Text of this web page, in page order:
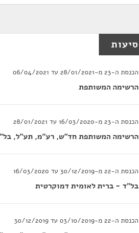
סיעות
הכנסת ה-23 מ-28/01/2021 עד 06/04/2021
הרשימה המשותפת
הכנסת ה-23 מ-16/03/2020 עד 28/01/2021
הרשימה המשותפת חד"ש, רע"מ, תע"ל,
הכנסת ה-22 מ-30/12/2019 עד 16/03/2020
בל"ד - ברית לאומית דמוקרטית
הכנסת ה-22 מ-03/10/2019 עד 30/12/2019